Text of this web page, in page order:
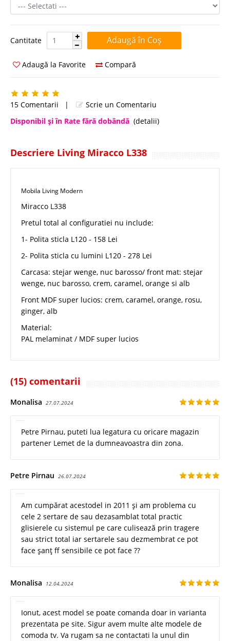
Cantitate Cantitate:
Adaugă la Favorite Compară
15 Comentarii |
Scrie un Comentariu
Disponibil şi în Rate fără dobândă (detalii)
Descriere Living Miracco L338
Mobila Living Modern
Miracco L338
Pretul total al configuratiei nu include:
1- Polita sticla L120 - 158 Lei
2- Polita sticla cu lumini L120 - 278 Lei
Carcasa: stejar wenge, nuc barosso/ front mat: stejar
wenge, nuc barosso, crem, caramel, orange si alb
Front MDF super lucios: crem, caramel, orange, rosu,
ginger, alb
Material:
PAL melaminat / MDF super lucios
(15) comentarii
Monalisa 27.07.2024
Petre Pirnau, puteti lua legatura cu oricare magazin
partener Lemet de la dumneavoastra din zona.
Petre Pirnau 26.07.2024
Am cumpărat acestodel in 2011 și am problema cu
cele 2 sertare de sau dezasamblat total practic
glisierele cu sistemul pe care culisează prin tragere
sau strict total iar sertarele sau dezmembrat ce pot
face șanț ff sensibile ce pot face ??
Monalisa 12.04.2024
Ionut, acest model se poate comanda doar in varianta
prezentata pe site. Sigur avem multe alte modele de
comoda tv. Va rugam sa ne contactati la unul din